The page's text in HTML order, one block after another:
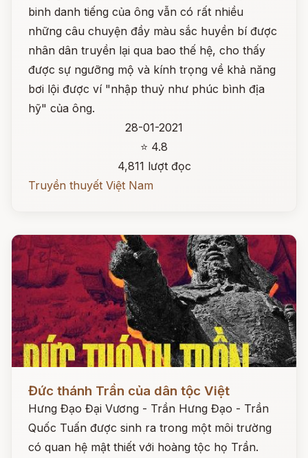
binh danh tiếng của ông vẫn có rất nhiều
những câu chuyện đầy màu sắc huyền bí được
nhân dân truyền lại qua bao thế hệ, cho thấy
được sự ngưỡng mộ và kính trọng về khả năng
bơi lội được ví "nhập thuỷ như phúc bình địa
hỹ" của ông.
28-01-2021
⭐ 4.8
4,811 lượt đọc
Truyền thuyết Việt Nam
Đức thánh Trần của dân tộc Việt
Hưng Đạo Đại Vương - Trần Hưng Đạo - Trần
Quốc Tuấn được sinh ra trong một môi trường
có quan hệ mật thiết với hoàng tộc họ Trần.